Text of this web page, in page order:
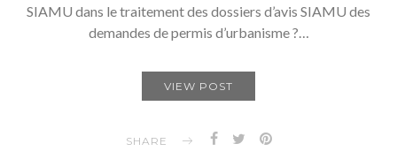
SIAMU dans le traitement des dossiers d’avis SIAMU des
demandes de permis d’urbanisme ?…
VIEW POST
SHARE